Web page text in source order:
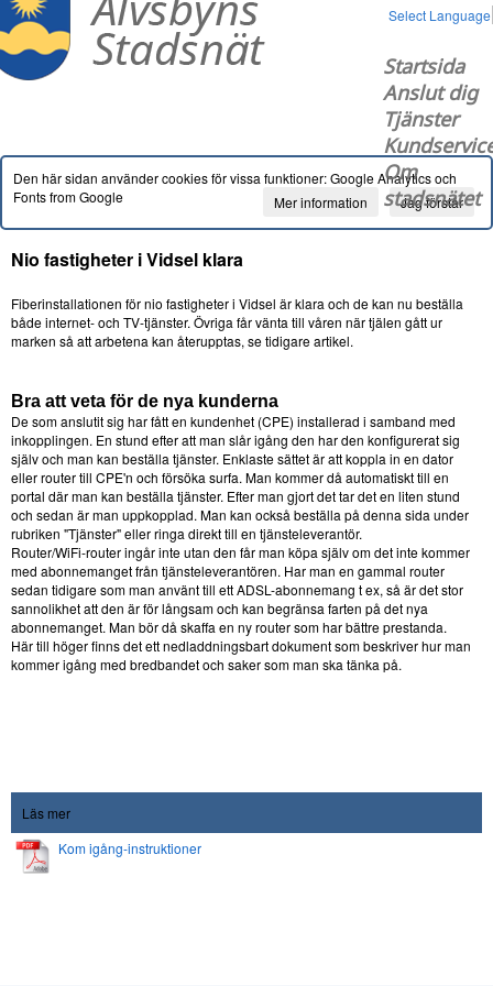
Startsida
Anslut dig
Tjänster
Om
stadsnätet
Select Language
Den här sidan använder cookies för vissa funktioner: Google Analytics och
Fonts from Google
Jag förstår
Mer information
Nio fastigheter i Vidsel klara
Fiberinstallationen för nio fastigheter i Vidsel är klara och de kan nu beställa
både internet- och TV-tjänster. Övriga får vänta till våren när tjälen gått ur
marken så att arbetena kan återupptas, se tidigare artikel.
Bra att veta för de nya kunderna
De som anslutit sig har fått en kundenhet (CPE) installerad i samband med
inkopplingen. En stund efter att man slår igång den har den konfigurerat sig
själv och man kan beställa tjänster. Enklaste sättet är att koppla in en dator
eller router till CPE'n och försöka surfa. Man kommer då automatiskt till en
portal där man kan beställa tjänster. Efter man gjort det tar det en liten stund
och sedan är man uppkopplad. Man kan också beställa på denna sida under
rubriken "Tjänster" eller ringa direkt till en tjänsteleverantör.
Router/WiFi-router ingår inte utan den får man köpa själv om det inte kommer
med abonnemanget från tjänsteleverantören. Har man en gammal router
sedan tidigare som man använt till ett ADSL-abonnemang t ex, så är det stor
sannolikhet att den är för långsam och kan begränsa farten på det nya
abonnemanget. Man bör då skaffa en ny router som har bättre prestanda.
Här till höger finns det ett nedladdningsbart dokument som beskriver hur man
kommer igång med bredbandet och saker som man ska tänka på.
Läs mer
Kom igång-instruktioner